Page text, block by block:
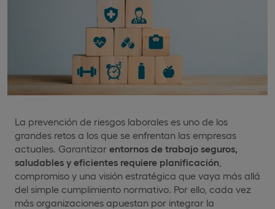
La prevención de riesgos laborales es uno de los
grandes retos a los que se enfrentan las empresas
actuales. Garantizar entornos de trabajo seguros,
saludables y eficientes requiere planificación
compromiso y una visión estratégica que vaya más allá
del simple cumplimiento normativo. Por ello, cada vez
más organizaciones apuestan por integrar la